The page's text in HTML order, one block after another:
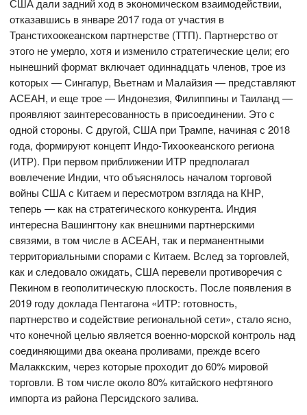
отказавшись в январе 2017 года от участия в
Транстихоокеанском партнерстве (ТТП). Партнерство от
этого не умерло, хотя и изменило стратегические цели; его
нынешний формат включает одиннадцать членов, трое из
которых — Сингапур, Вьетнам и Малайзия — представляют
АСЕАН, и еще трое — Индонезия, Филиппины и Таиланд —
проявляют заинтересованность в присоединении. Это с
одной стороны. С другой, США при Трампе, начиная с 2018
года, формируют концепт Индо-Тихоокеанского региона
(ИТР). При первом приближении ИТР предполагал
вовлечение Индии, что объяснялось началом торговой
войны США с Китаем и пересмотром взгляда на КНР,
теперь — как на стратегического конкурента. Индия
интересна Вашингтону как внешними партнерскими
связями, в том числе в АСЕАН, так и перманентными
территориальными спорами с Китаем. Вслед за торговлей,
как и следовало ожидать, США перевели противоречия с
Пекином в геополитическую плоскость. После появления в
2019 году доклада Пентагона «ИТР: готовность,
партнерство и содействие региональной сети», стало ясно,
что конечной целью является военно-морской контроль над
соединяющими два океана проливами, прежде всего
Малаккским, через которые проходит до 60% мировой
торговли. В том числе около 80% китайского нефтяного
импорта из района Персидского залива.